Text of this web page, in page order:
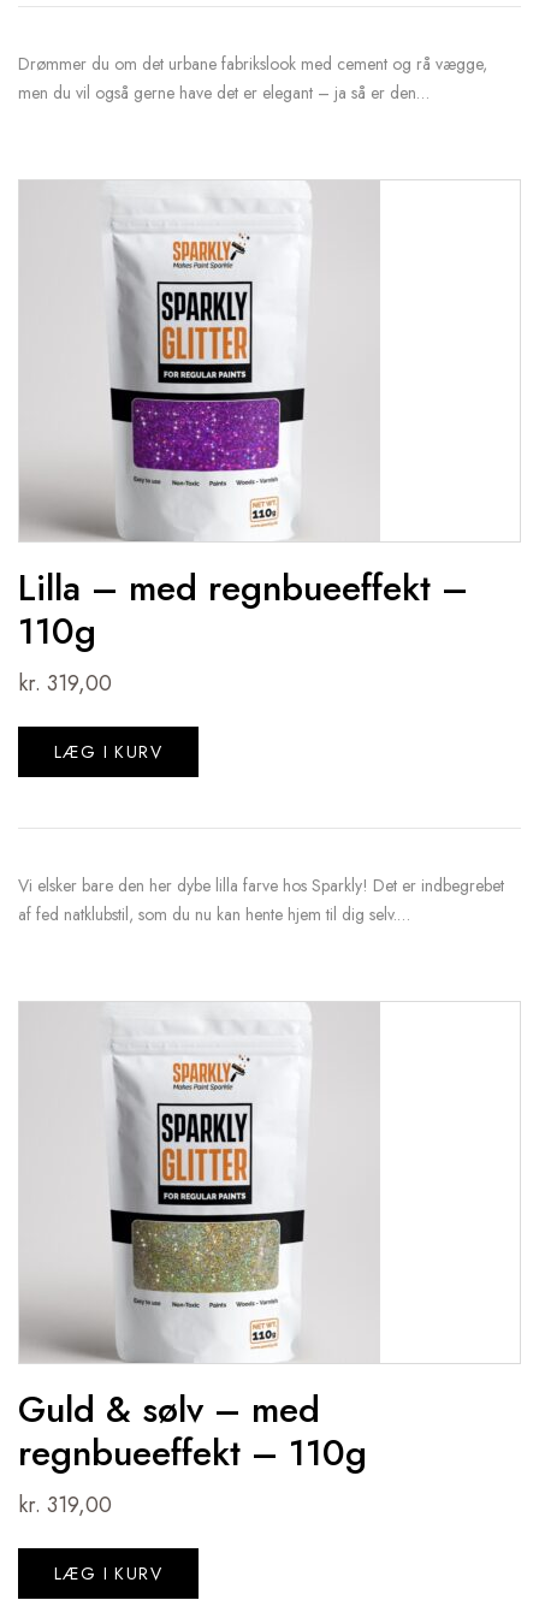
Drømmer du om det urbane fabrikslook med cement og rå vægge,
men du vil også gerne have det er elegant – ja så er den…
Lilla – med regnbueeffekt –
110g
kr. 319,00
LÆG I KURV
Vi elsker bare den her dybe lilla farve hos Sparkly! Det er indbegrebet
af fed natklubstil, som du nu kan hente hjem til dig selv.…
Guld & sølv – med
regnbueeffekt – 110g
kr. 319,00
LÆG I KURV